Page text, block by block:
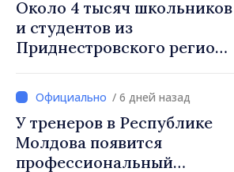
Около 4 тысяч школьников
и студентов из
Приднестровского региона
национальную систему
образования/ 6 дней назад
У тренеров в Республике
Молдова появится
профессиональный